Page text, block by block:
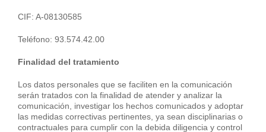
CIF: A-08130585
Teléfono: 93.574.42.00
Finalidad del tratamiento
Los datos personales que se faciliten en la comunicación
serán tratados con la finalidad de atender y analizar la
comunicación, investigar los hechos comunicados y adoptar
las medidas correctivas pertinentes, ya sean disciplinarias o
contractuales para cumplir con la debida diligencia y control